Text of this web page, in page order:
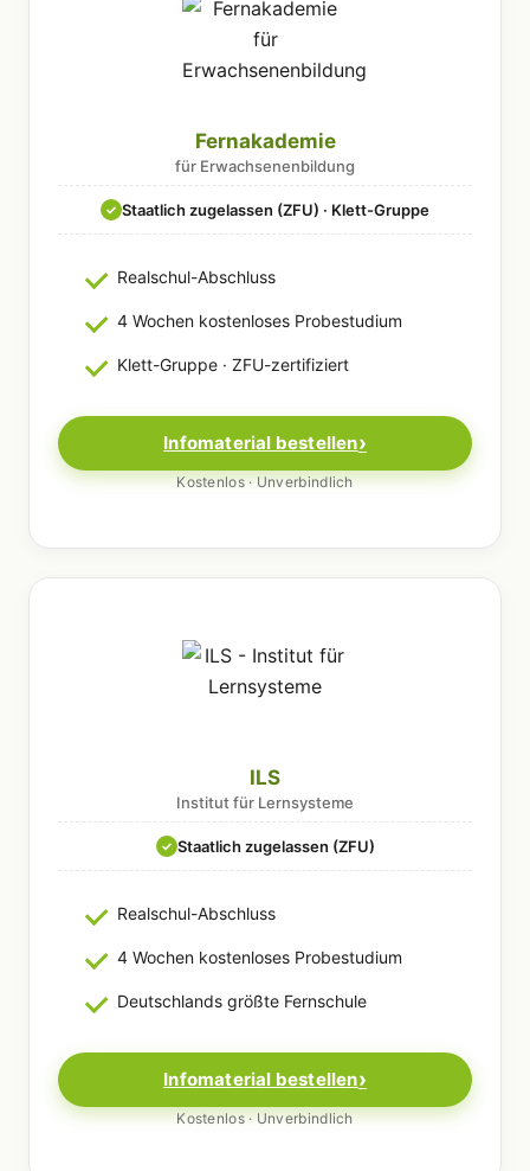
Fernakademie
für Erwachsenenbildung
✓ Staatlich zugelassen (ZFU) · Klett-Gruppe
Realschul-Abschluss
4 Wochen kostenloses Probestudium
Klett-Gruppe · ZFU-zertifiziert
Infomaterial bestellen
Kostenlos · Unverbindlich
ILS
Institut für Lernsysteme
✓ Staatlich zugelassen (ZFU)
Realschul-Abschluss
4 Wochen kostenloses Probestudium
Deutschlands größte Fernschule
Infomaterial bestellen
Kostenlos · Unverbindlich